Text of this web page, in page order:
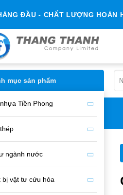
ĐẦU - CHẤT LƯỢNG HOÀN
mục sản phẩm
Tiền Phong
ngành nước
bị vật tư cứu hỏa
for:
to assign Widgets to